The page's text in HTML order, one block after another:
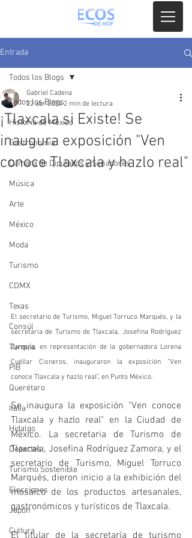
Entrada
Todos los Blogs
Historia de México
Gastronomia
Camara de Diputados y Senadores
Música
Arte
México
Moda
Turismo
CDMX
Texas
Consúl
Turquía
PIB
Querétaro
Italia
Hidalgo
Deportes
Turismo Sostenible
Elecciones
Japón
Cultura
Todos los Blogs
¡Tlaxcala si Existe! Se
inaugura exposición "Ven
conoce Tlaxcala y hazlo real"
Gabriel Cadena
22 abr 2024 2 min de lectura
El secretario de Turismo, Miguel Torruco Marqués, y la
secretaria de Turismo de Tlaxcala, Josefina Rodríguez
Zamora, en representación de la gobernadora Lorena
Cuéllar Cisneros, inauguraron la exposición “Ven
conoce Tlaxcala y hazlo real”, en Punto México.
Se inaugura la exposición "Ven conoce
Tlaxcala y hazlo real" en la Ciudad de
México. La secretaria de Turismo de
Tlaxcala, Josefina Rodríguez Zamora, y el
secretario de Turismo, Miguel Torruco
Marqués, dieron inicio a la exhibición del
mosaico de los productos artesanales,
gastronómicos y turísticos de Tlaxcala.